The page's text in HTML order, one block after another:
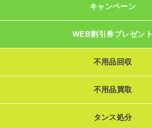
キャンペーン
WEB割引券プレゼント
不用品回収
不用品買取
タンス処分